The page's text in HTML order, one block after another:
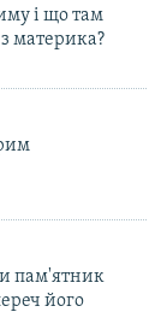
і що там
материка?
пам'ятник
його